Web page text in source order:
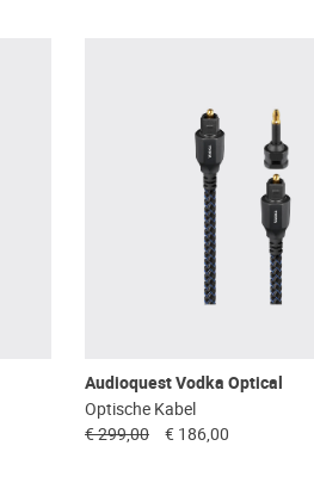
Audioquest Vodka Optical
Optische Kabel
€ 299,00
€ 186,00